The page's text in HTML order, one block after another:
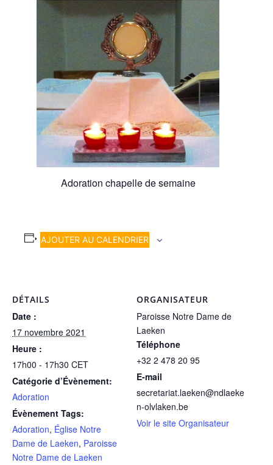
Adoration chapelle de semaine
AJOUTER AU CALENDRIER
DÉTAILS
Date :
17 novembre 2021
Heure :
17h00 - 17h30 CET
Catégorie d’Évènement:
Adoration
Évènement Tags:
Adoration, Église Notre
Dame de Laeken, Paroisse
Notre Dame de Laeken
ORGANISATEUR
Paroisse Notre Dame de
Laeken
Téléphone
+32 2 478 20 95
E-mail
secretariat.laeken@ndlaeke
n-olvlaken.be
Voir le site Organisateur